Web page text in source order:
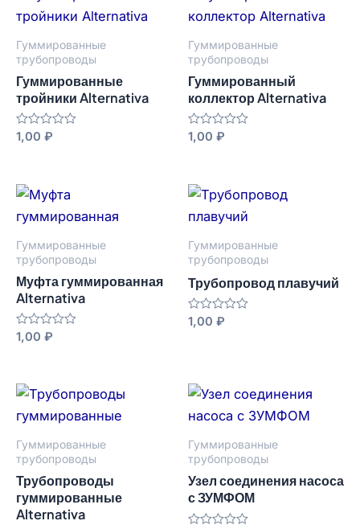
Гуммированные
трубопроводы
Гуммированные
тройники Alternativa
Оценка
1,00 ₽
Гуммированные
трубопроводы
Гуммированный
коллектор Alternativa
Оценка
1,00 ₽
Гуммированные
трубопроводы
Муфта гуммированная
Alternativa
Оценка
1,00 ₽
Гуммированные
трубопроводы
Трубопровод плавучий
Оценка
1,00 ₽
Гуммированные
трубопроводы
Трубопроводы
гуммированные
Alternativa
Гуммированные
трубопроводы
Узел соединения насоса
с ЗУМФОМ